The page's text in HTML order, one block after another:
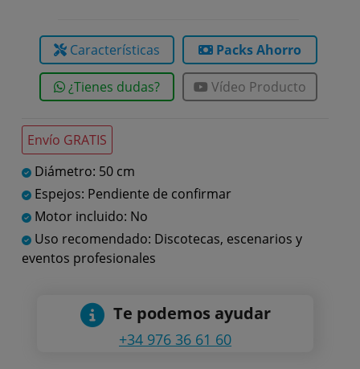
Envío GRATIS
Diámetro: 50 cm
Espejos: Pendiente de confirmar
Motor incluido: No
Uso recomendado: Discotecas, escenarios y
eventos profesionales
Te podemos ayudar
+34 976 36 61 60
Características Packs Ahorro
¿Tienes dudas? Vídeo Producto